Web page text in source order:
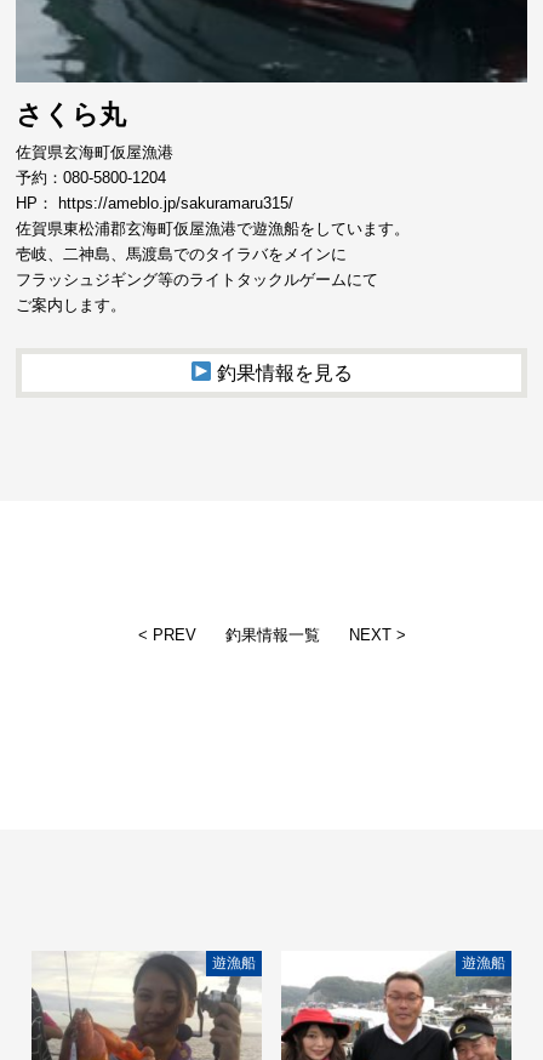
さくら丸
佐賀県玄海町仮屋漁港
予約：080-5800-1204
HP： https://ameblo.jp/sakuramaru315/
佐賀県東松浦郡玄海町仮屋漁港で遊漁船をしています。
壱岐、二神島、馬渡島でのタイラバをメインに
フラッシュジギング等のライトタックルゲームにて
ご案内します。
釣果情報を見る
< PREV 釣果情報一覧 NEXT >
遊漁船 遊漁船